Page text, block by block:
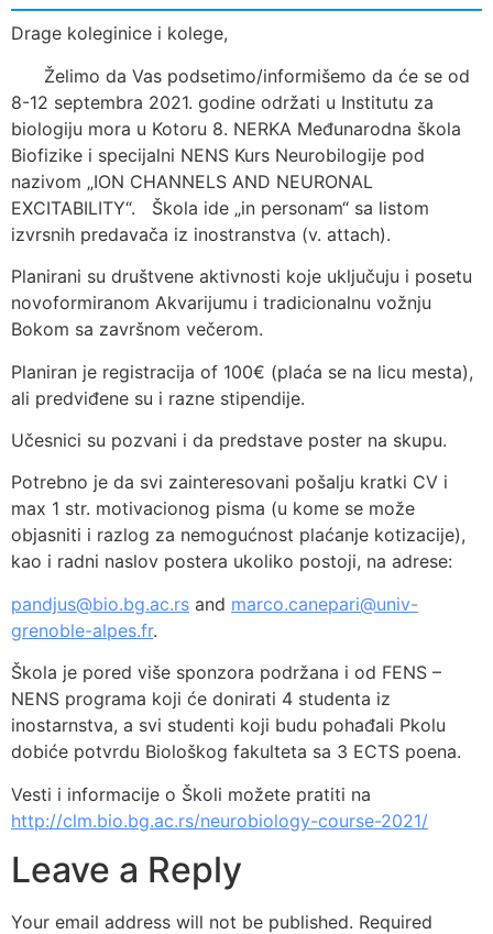
Drage koleginice i kolege,
Želimo da Vas podsetimo/informišemo da će se od
8-12 septembra 2021. godine održati u Institutu za
biologiju mora u Kotoru 8. NERKA Međunarodna škola
Biofizike i specijalni NENS Kurs Neurobilogije pod
nazivom „ION CHANNELS AND NEURONAL
EXCITABILITY“. Škola ide „in personam“ sa listom
izvrsnih predavača iz inostranstva (v. attach).
Planirani su društvene aktivnosti koje uključuju i posetu
novoformiranom Akvarijumu i tradicionalnu vožnju
Bokom sa završnom večerom.
Planiran je registracija of 100€ (plaća se na licu mesta),
ali predviđene su i razne stipendije.
Učesnici su pozvani i da predstave poster na skupu.
Potrebno je da svi zainteresovani pošalju kratki CV i
max 1 str. motivacionog pisma (u kome se može
objasniti i razlog za nemogućnost plaćanje kotizacije),
kao i radni naslov postera ukoliko postoji, na adrese:
pandjus@bio.bg.ac.rs and marco.canepari@univ-
grenoble-alpes.fr.
Škola je pored više sponzora podržana i od FENS –
NENS programa koji će donirati 4 studenta iz
inostarnstva, a svi studenti koji budu pohađali Pkolu
dobiće potvrdu Biološkog fakulteta sa 3 ECTS poena.
Vesti i informacije o Školi možete pratiti na
http://clm.bio.bg.ac.rs/neurobiology-course-2021/
Leave a Reply
Your email address will not be published. Required